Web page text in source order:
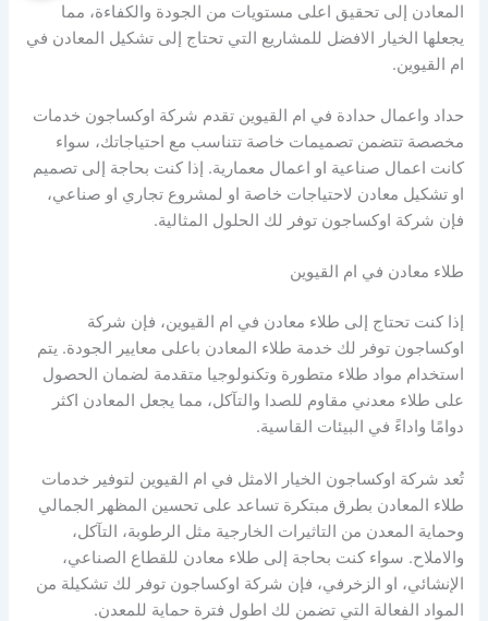
المعادن إلى تحقيق اعلى مستويات من الجودة والكفاءة، مما
يجعلها الخيار الافضل للمشاريع التي تحتاج إلى تشكيل المعادن في
ام القيوين.
حداد واعمال حدادة في ام القيوين تقدم شركة اوكساجون خدمات
مخصصة تتضمن تصميمات خاصة تتناسب مع احتياجاتك، سواء
كانت اعمال صناعية او اعمال معمارية. إذا كنت بحاجة إلى تصميم
او تشكيل معادن لاحتياجات خاصة او لمشروع تجاري او صناعي،
فإن شركة اوكساجون توفر لك الحلول المثالية.
طلاء معادن في ام القيوين
إذا كنت تحتاج إلى طلاء معادن في ام القيوين، فإن شركة
اوكساجون توفر لك خدمة طلاء المعادن باعلى معايير الجودة. يتم
استخدام مواد طلاء متطورة وتكنولوجيا متقدمة لضمان الحصول
على طلاء معدني مقاوم للصدا والتآكل، مما يجعل المعادن اكثر
دوامًا واداءً في البيئات القاسية.
تُعد شركة اوكساجون الخيار الامثل في ام القيوين لتوفير خدمات
طلاء المعادن بطرق مبتكرة تساعد على تحسين المظهر الجمالي
وحماية المعدن من التاثيرات الخارجية مثل الرطوبة، التآكل،
والاملاح. سواء كنت بحاجة إلى طلاء معادن للقطاع الصناعي،
الإنشائي، او الزخرفي، فإن شركة اوكساجون توفر لك تشكيلة من
المواد الفعالة التي تضمن لك اطول فترة حماية للمعدن.